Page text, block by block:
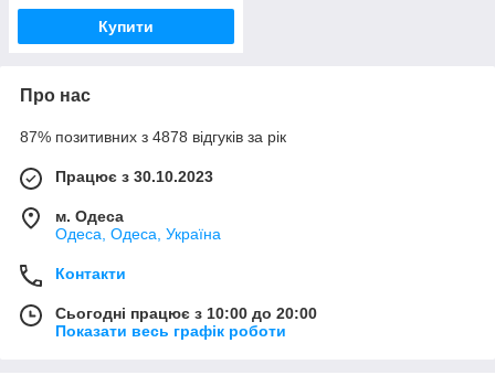
Купити
Про нас
87% позитивних з 4878 відгуків за рік
Працює з 30.10.2023
м. Одеса
Одеса, Одеса, Україна
Контакти
Сьогодні працює з 10:00 до 20:00
Показати весь графік роботи